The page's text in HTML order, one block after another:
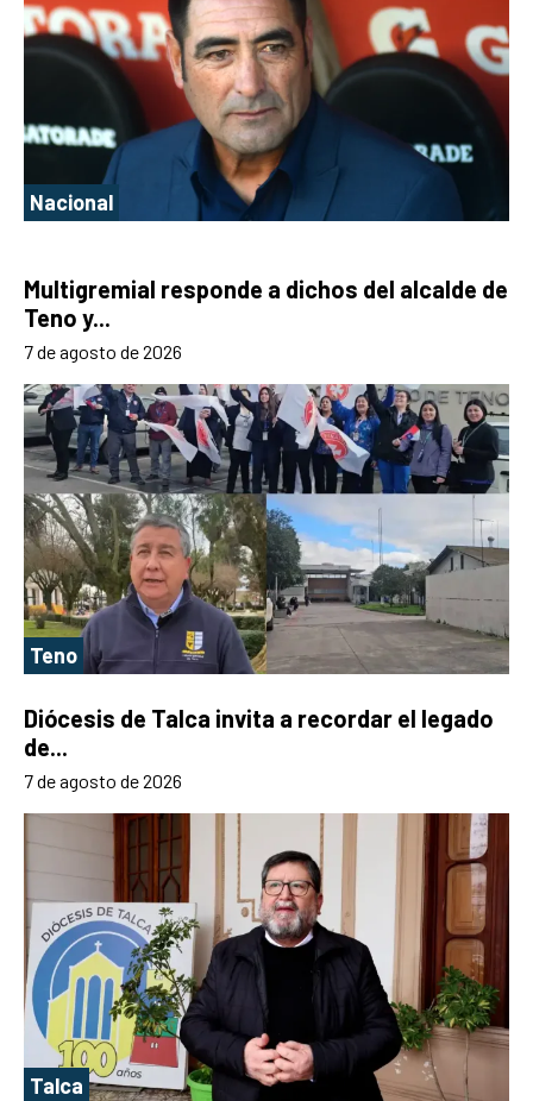
Nacional
Multigremial responde a dichos del alcalde de
Teno y...
7 de agosto de 2026
Teno
Diócesis de Talca invita a recordar el legado
de...
7 de agosto de 2026
Talca